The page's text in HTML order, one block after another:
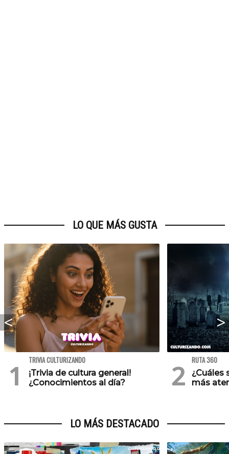
LO QUE MÁS GUSTA
TRIVIA CULTURIZANDO
¡Trivia de cultura general!
¿Conocimientos al día?
RUTA 360
¿Cuáles
más
LO MÁS DESTACADO